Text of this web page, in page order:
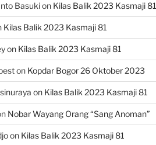
Basukion Kilas Balik 2023 Kasmaji 81
Kilas Balik 2023 Kasmaji 81
on Kilas Balik 2023 Kasmaji 81
on Kopdar Bogor 26 Oktober 2023
on Kilas Balik 2023 Kasmaji 81
Nobar Wayang Orang “Sang Anoman”
on Kilas Balik 2023 Kasmaji 81